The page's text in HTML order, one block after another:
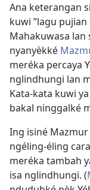
Ana keterangan
kuwi ”lagu
Mahakuwasa
nyanyèkké
meréka percaya
nglindhungi lan
Kata-kata kuwi
bakal ninggalké
Ing isiné
ngéling-éling
meréka tambah
isa nglindhungi. (